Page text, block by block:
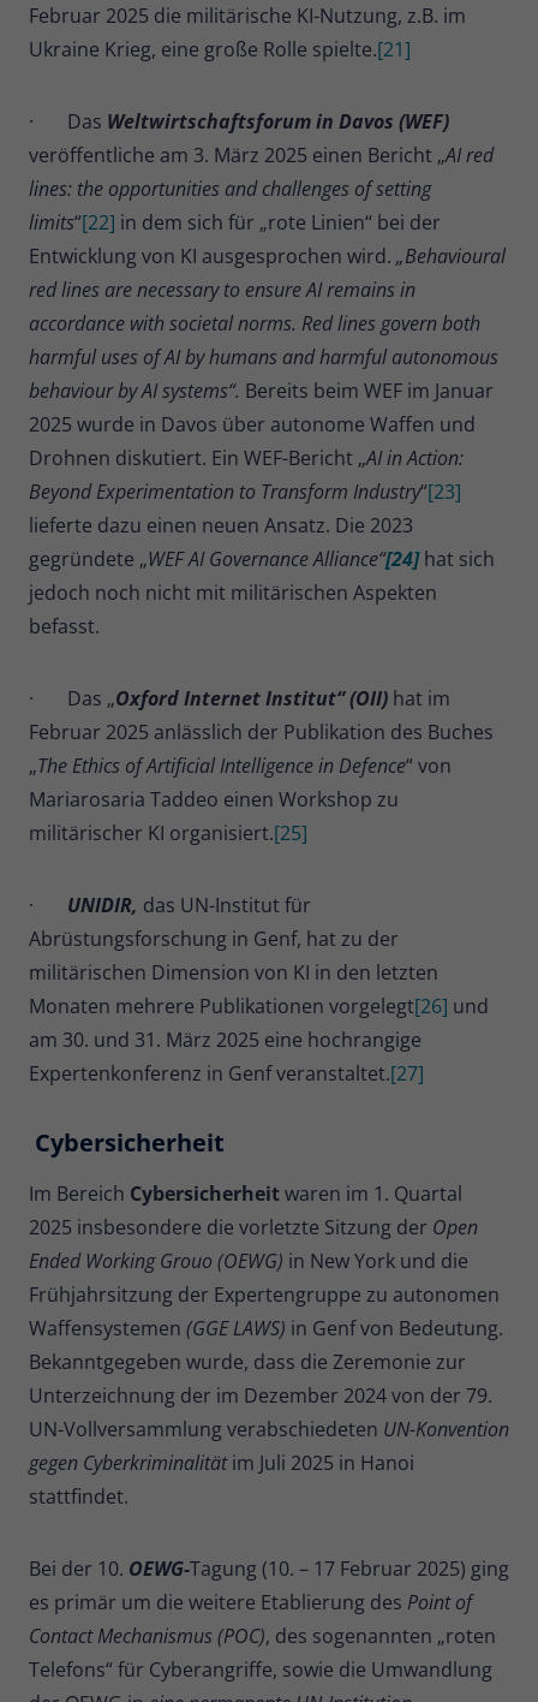
Februar 2025 die militärische KI-Nutzung, z.B. im
Ukraine Krieg, eine große Rolle spielte.[21]
· Das Weltwirtschaftsforum in Davos (WEF)
veröffentliche am 3. März 2025 einen Bericht „AI red
lines: the opportunities and challenges of setting
limits“[22] in dem sich für „rote Linien“ bei der
Entwicklung von KI ausgesprochen wird. „Behavioural
red lines are necessary to ensure AI remains in
accordance with societal norms. Red lines govern both
harmful uses of AI by humans and harmful autonomous
behaviour by AI systems“. Bereits beim WEF im Januar
2025 wurde in Davos über autonome Waffen und
Drohnen diskutiert. Ein WEF-Bericht „AI in Action:
Beyond Experimentation to Transform Industry“[23]
lieferte dazu einen neuen Ansatz. Die 2023
gegründete „WEF AI Governance Alliance“[24]hat sich
jedoch noch nicht mit militärischen Aspekten
befasst.
· Das „Oxford Internet Institut“ (OII) hat im
Februar 2025 anlässlich der Publikation des Buches
„The Ethics of Artificial Intelligence in Defence“ von
Mariarosaria Taddeo einen Workshop zu
militärischer KI organisiert.[25]
· UNIDIR, das UN-Institut für
Abrüstungsforschung in Genf, hat zu der
militärischen Dimension von KI in den letzten
Monaten mehrere Publikationen vorgelegt[26] und
am 30. und 31. März 2025 eine hochrangige
Expertenkonferenz in Genf veranstaltet.[27]
Cybersicherheit
Im Bereich Cybersicherheitwaren im 1. Quartal
2025 insbesondere die vorletzte Sitzung der Open
Ended Working Grouo (OEWG) in New York und die
Frühjahrsitzung der Expertengruppe zu autonomen
Waffensystemen (GGE LAWS) in Genf von Bedeutung.
Bekanntgegeben wurde, dass die Zeremonie zur
Unterzeichnung der im Dezember 2024 von der 79.
UN-Vollversammlung verabschiedeten UN-Konvention
gegen Cyberkriminalitätim Juli 2025 in Hanoi
stattfindet.
Bei der 10. OEWG-Tagung (10. – 17 Februar 2025) ging
es primär um die weitere Etablierung des Point of
Contact Mechanismus (POC), des sogenannten „roten
Telefons“ für Cyberangriffe, sowie die Umwandlung